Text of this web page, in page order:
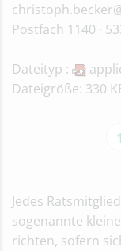
Postfach 1140 ·
Dateityp :
Dateigröße: 330
Jedes
sogenannte
richten, sofern